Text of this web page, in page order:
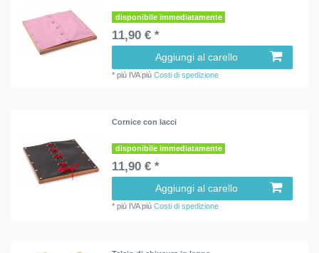
disponibile immediatamente
11,90 € *
Aggiungi al carello
*più IVApiùCosti di spedizione
Cornice con lacci
disponibile immediatamente
11,90 € *
Aggiungi al carello
*più IVApiùCosti di spedizione